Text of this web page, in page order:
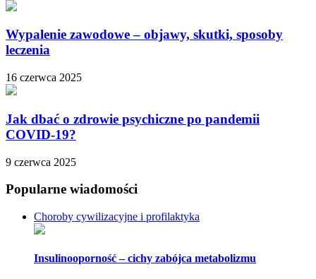
Wypalenie zawodowe – objawy, skutki, sposoby
leczenia
16 czerwca 2025
Jak dbać o zdrowie psychiczne po pandemii
COVID-19?
9 czerwca 2025
Popularne wiadomości
Choroby cywilizacyjne i profilaktyka
Insulinooporność – cichy zabójca metabolizmu